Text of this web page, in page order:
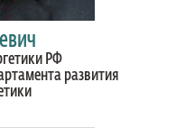
РФ
развития